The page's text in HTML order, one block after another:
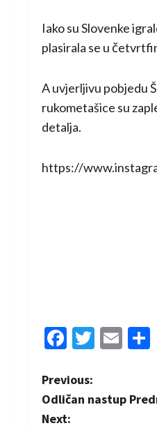
Iako su Slovenke
plasirala se u
A uvjerljivu pobjedu
rukometašice su
detalja.
https://
Facebook
Twitter
P
o
Previous:
Odličan nastup
Next: